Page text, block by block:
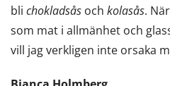
bli chokladsås och kolasås.
som mat i allmänhet och
vill jag verkligen inte orsaka